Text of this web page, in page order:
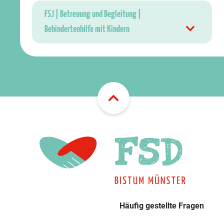
FSJ | Betreuung und Begleitung |
Behindertenhilfe mit Kindern
Häufig gestellte Fragen